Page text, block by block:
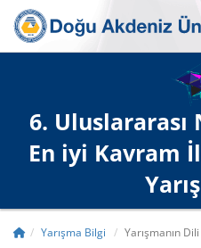
6.
En iyi Kavram
Yarışma Bilgi Yarışmanın Dili